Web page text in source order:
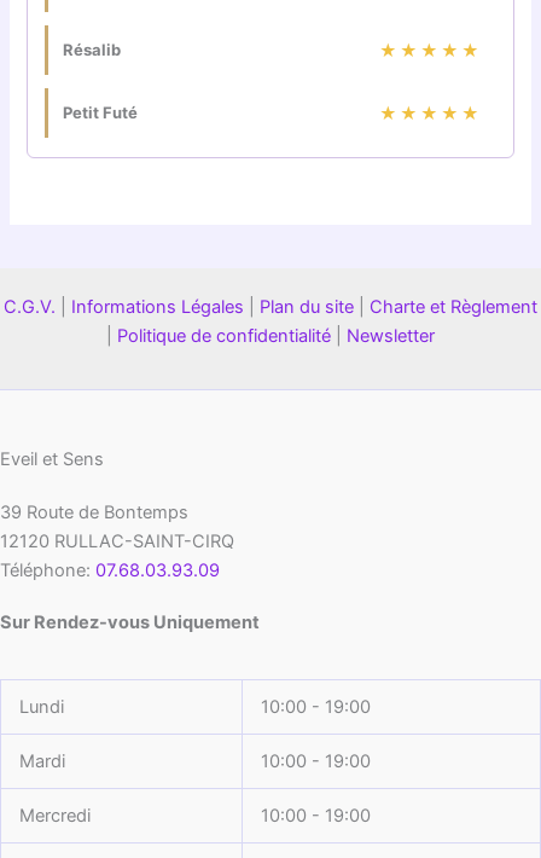
Résalib ★★★★★
Petit Futé ★★★★★
C.G.V. Informations Légales Plan du site
Charte et Règlement
Politique de confidentialité Newsletter
Eveil et Sens
39 Route de Bontemps
12120 RULLAC-SAINT-CIRQ
Téléphone: 07.68.03.93.09
Sur Rendez-vous Uniquement
Lundi 10:00 - 19:00
Mardi 10:00 - 19:00
Mercredi 10:00 - 19:00